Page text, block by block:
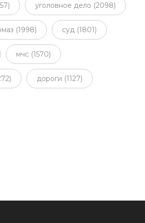
уголовное дело (2098)
(1998) суд (1801)
мчс (1570)
дороги (1127)